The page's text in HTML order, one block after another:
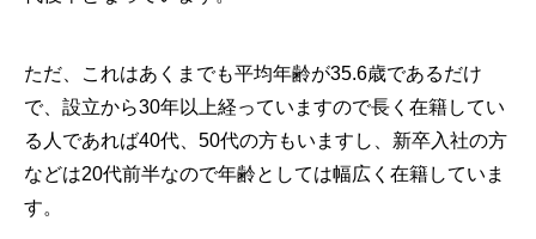
ただ、これはあくまでも平均年齢が35.6歳であるだけ
で、設立から30年以上経っていますので長く在籍してい
る人であれば40代、50代の方もいますし、新卒入社の方
などは20代前半なので年齢としては幅広く在籍していま
す。